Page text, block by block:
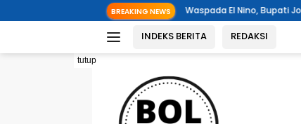
ke
BREAKING NEWS
Waspada El Nino, Bupati Joune Ganda Minta
INDEKS BERITA REDAKSI
tutup